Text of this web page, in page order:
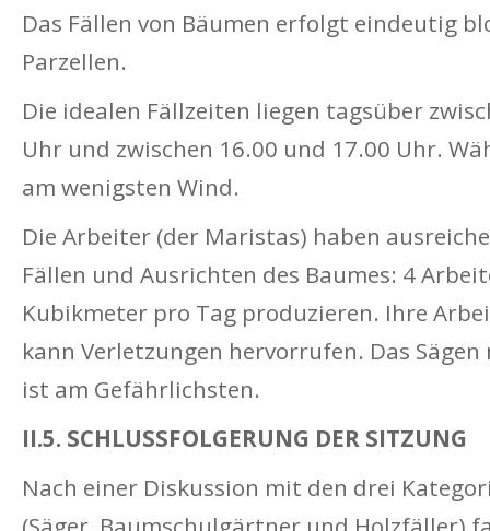
Das Fällen von Bäumen erfolgt eindeutig
Parzellen.
Die idealen Fällzeiten liegen tagsüber
Uhr und zwischen 16.00 und 17.00 Uhr.
am wenigsten Wind.
Die Arbeiter (der Maristas) haben
Fällen und Ausrichten des Baumes: 4
Kubikmeter pro Tag produzieren. Ihre
kann Verletzungen hervorrufen. Das
ist am Gefährlichsten.
II.5. SCHLUSSFOLGERUNG DER SITZUNG
Nach einer Diskussion mit den drei